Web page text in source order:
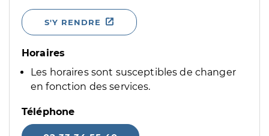
S'Y RENDRE
Horaires
Les horaires sont susceptibles de changer
en fonction des services.
Téléphone